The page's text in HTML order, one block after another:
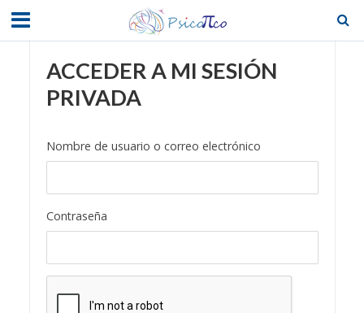
ACCEDER A MI SESIÓN
PRIVADA
Nombre de usuario o correo electrónico
Contraseña